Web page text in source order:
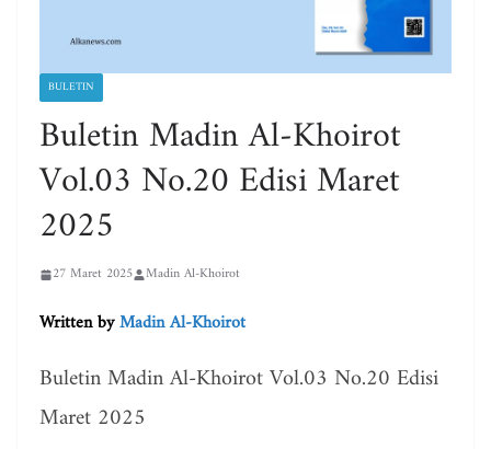
BULETIN
Buletin Madin Al-Khoirot
Vol.03 No.20 Edisi Maret
2025
27 Maret 2025 Madin Al-Khoirot
Written byMadin Al-Khoirot
Buletin Madin Al-Khoirot Vol.03 No.20 Edisi
Maret 2025